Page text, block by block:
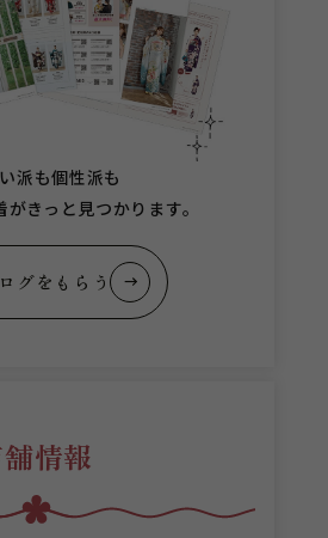
派も個性派も
きっと見つかります。
グをもらう
情報